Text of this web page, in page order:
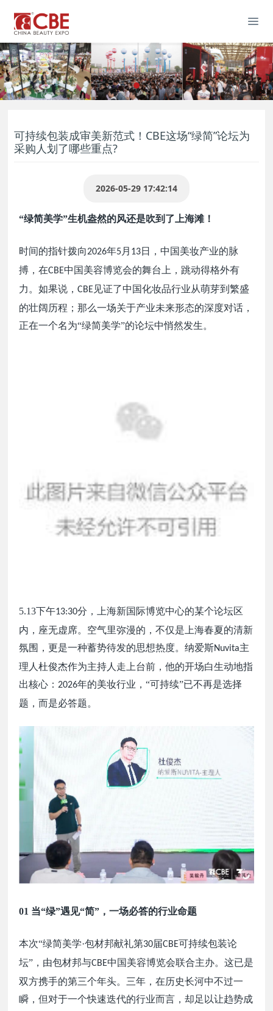
可持续包装成审美新范式！CBE这场“绿简”论坛为
采购人划了哪些重点?
2026-05-29 17:42:14
“绿简美学”生机盎然的风还是吹到了上海滩！
时间的指针拨向2026年5月 13日
，中国美妆产业的脉
搏，在CBE中国美容博览会的舞台上，跳动得格外有
力。如果说，CBE见证了中国化妆品行业从萌芽到繁盛
的壮阔历程；那么一场关于产业未来形态的深度对话，
正在一个名为“绿简美学”的论坛中悄然发生。
5.13下午13:30分，上海新国际博览中心的某个论坛区
内，座无虚席。空气里弥漫的，不仅是上海春夏的清新
氛围 ，更是一种蓄势待发的思想热度。纳爱斯Nuvita主
理人杜俊杰作为主持人走上台前，他的开场白生动地指
出核心：2026年的美妆行业，“可持续”已不再是选择
题，而是必答题。
01 当“绿”遇见“简”，一场必答的行业命题
本次“绿简美学·包材邦献礼第30届CBE可持续包装论
坛”，由包材邦与CBE中国美容博览会联合主办。这已是
双方携手的第三个年头。三年，在历史长河中不过一
瞬，但对于一个快速迭代的行业而言，却足以让趋势成